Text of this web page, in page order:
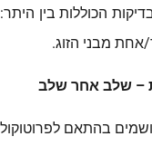
הכוללות בין
מבני הזוג.
– שלב אחר שלב
בהתאם